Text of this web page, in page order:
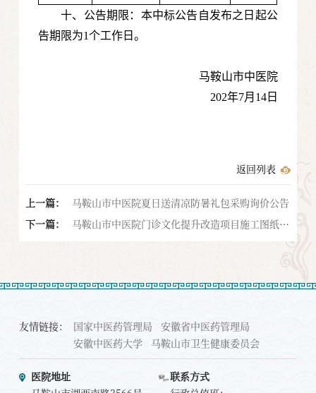
十、公告期限：本中标公告自发布之日起公
告期限为1个工作日。
马鞍山市中医院
202年7月14日
返回列表
上一篇：
马鞍山市中医院夏日送清凉防暑礼包采购询价公告
下一篇：
马鞍山市中医院门诊文化提升改造项目施工图纸设
计服务（第二次）中标结果公告
友情链接： 国家中医药管理局
安徽省中医药管理局
安徽中医药大学
马鞍山市卫生健康委员会
医院地址
联系方式